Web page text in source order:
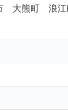
大熊町 浪